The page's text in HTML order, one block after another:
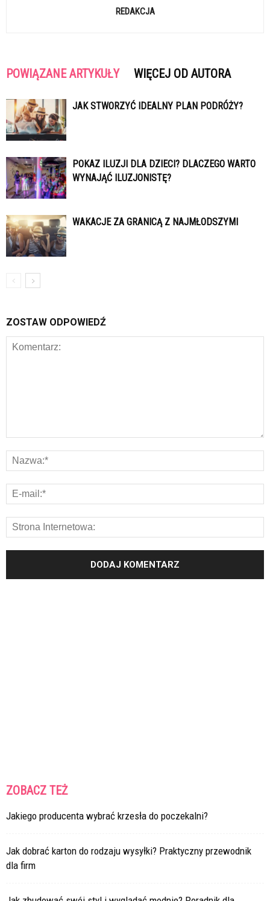
REDAKCJA
POWIĄZANE ARTYKUŁY WIĘCEJ OD AUTORA
JAK STWORZYĆ IDEALNY PLAN PODRÓŻY?
POKAZ ILUZJI DLA DZIECI? DLACZEGO WARTO
WYNAJĄĆ ILUZJONISTĘ?
WAKACJE ZA GRANICĄ Z NAJMŁODSZYMI
ZOSTAW ODPOWIEDŹ
ZOBACZ TEŻ
Jakiego producenta wybrać krzesła do poczekalni?
Jak dobrać karton do rodzaju wysyłki? Praktyczny przewodnik
dla firm